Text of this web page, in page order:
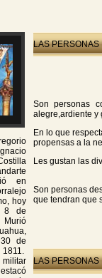
en
hoy
8 de
Murió
de
LAS PERSONAS
Son personas
alegre,ardiente y
En lo que
propensas a la
Les gustan las
Son personas
que tendran que
LAS PERSONAS